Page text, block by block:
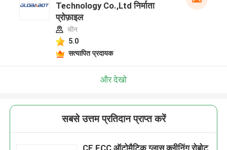
Technology Co.,Ltd निर्माता
प्रोफ़ाइल
चीन
5.0
सत्यापित प्रदायक
और देखो
सबसे उत्तम प्रतिदान प्राप्त करें